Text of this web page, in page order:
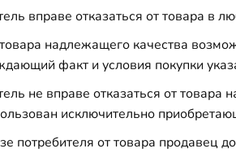
вправе отказаться от товара в
надлежащего качества
факт и условия покупки
не вправе отказаться от
исключительно
потребителя от товара продавец